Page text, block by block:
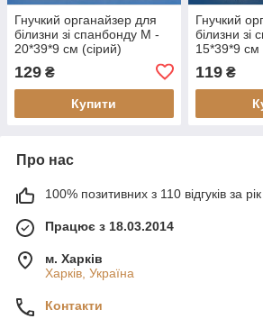
Гнучкий органайзер для
білизни зі спанбонду M -
20*39*9 см (сірий)
129 ₴
Купити
Гнучкий
білизни зі
15*39*9 см
119₴
Про нас
100% позитивних з 110 відгуків за рік
Працює з 18.03.2014
м. Харків
Харків, Україна
Контакти